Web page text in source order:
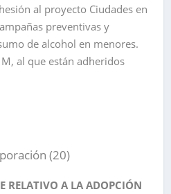
al proyecto Ciudades en
preventivas y
de alcohol en menores.
al que están adheridos
(20)
RELATIVO A LA ADOPCIÓN